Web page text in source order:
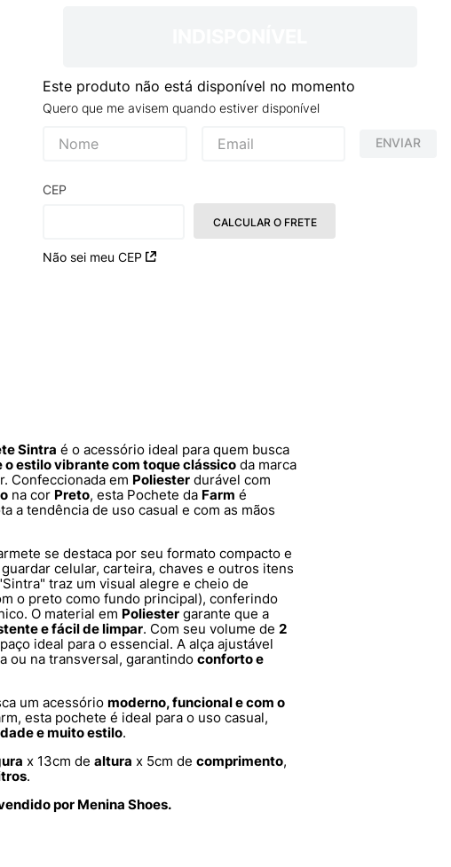
Este produto não está disponível no momento
Quero que me avisem quando estiver disponível
ENVIAR
CEP
Não sei meu CEP
CALCULAR O FRETE
Sintra é o acessório ideal para quem busca
estilo vibrante com toque clássico da marca
Confeccionada em Poliester durável com
na cor Preto, esta Pochete da Farm é
a tendência de uso casual e com as mãos
se destaca por seu formato compacto e
celular, carteira, chaves e outros itens
traz um visual alegre e cheio de
o preto como fundo principal), conferindo
O material em Poliester garante que a
e fácil de limpar. Com seu volume de 2
ideal para o essencial. A alça ajustável
ou na transversal, garantindo conforto e
um acessório moderno, funcional e com o
esta pochete é ideal para o uso casual,
e muito estilo.
x 13cm de altura x 5cm de comprimento,
.
por Menina Shoes.